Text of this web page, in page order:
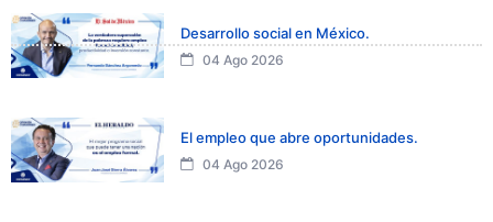
Desarrollo social en México.
04 Ago 2026
El empleo que abre oportunidades.
04 Ago 2026